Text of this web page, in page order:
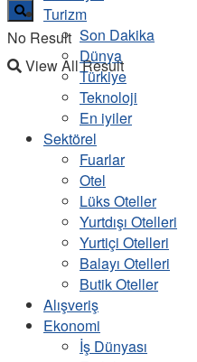
No Result
View All Result
Turizm
Son Dakika
Dünya
Türkiye
Teknoloji
En iyiler
Sektörel
Fuarlar
Otel
Lüks Oteller
Yurtdışı Otelleri
Yurtiçi Otelleri
Balayı Otelleri
Butik Oteller
Alışveriş
Ekonomi
İş Dünyası